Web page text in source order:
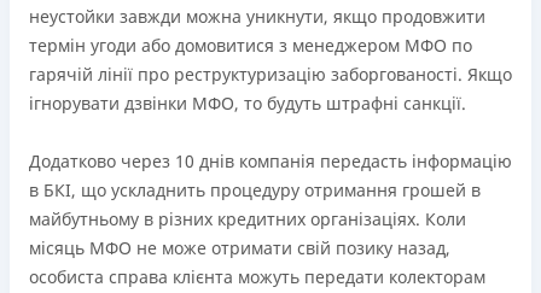
неустойки завжди можна уникнути, якщо продовжити
термін угоди або домовитися з менеджером МФО по
гарячій лінії про реструктуризацію заборгованості. Якщо
ігнорувати дзвінки МФО, то будуть штрафні санкції.
Додатково через 10 днів компанія передасть інформацію
в БКІ, що ускладнить процедуру отримання грошей в
майбутньому в різних кредитних організаціях. Коли
місяць МФО не може отримати свій позику назад,
особиста справа клієнта можуть передати колекторам